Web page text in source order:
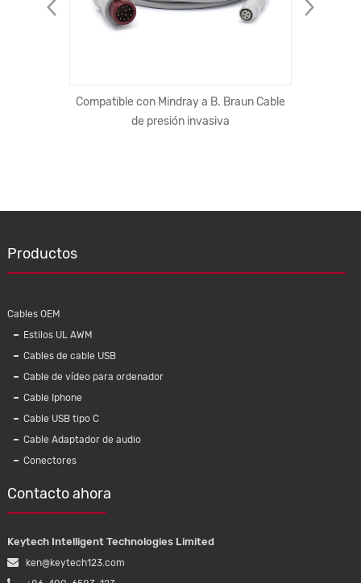
Compatible con Mindray a B. Braun Cable
de presión invasiva
Para iPhone XS galvanoplastia funda de
teléfono TPU transparente tres bordes
contraste color móvil contraportada para
Productos
Cables OEM
Estilos UL AWM
Cables de cable USB
Cable de vídeo para ordenador
Cable Iphone
Cable USB tipo C
Cable Adaptador de audio
Conectores
Contacto ahora
Keytech Intelligent Technologies Limited
ken@keytech123.com